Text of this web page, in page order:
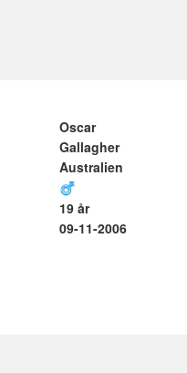
Oscar
Gallagher
Australien
19 år
09-11-2006